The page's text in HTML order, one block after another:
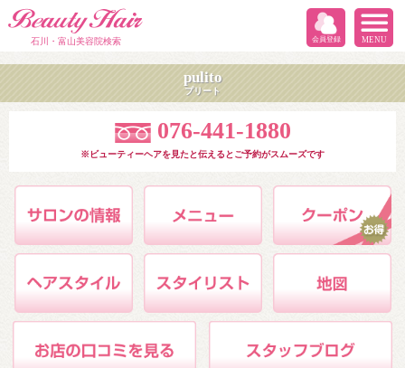
石川・富山美容院検索 MENU
会員登録
pulito
プリート
076-441-1880
※ビューティーヘアを見たと伝えるとご予約がスムーズです